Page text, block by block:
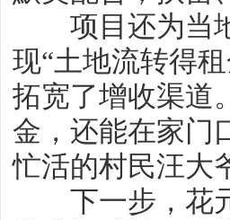
项目还为当地
现“土地流转得
拓宽了增收渠道
金，还能在家门
忙活的村民汪大
下一步，花元